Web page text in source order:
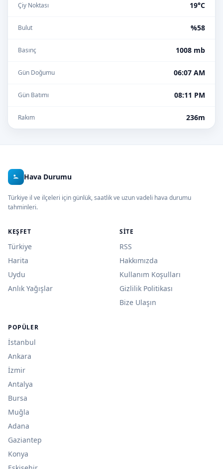
Çiy Noktası 19°C
Bulut %58
Basınç 1008 mb
Gün Doğumu 06:07 AM
Gün Batımı 08:11 PM
Rakım 236m
Hava Durumu
Türkiye il ve ilçeleri için günlük, saatlik ve uzun vadeli hava durumu
tahminleri.
KEŞFET
Türkiye
Harita
Uydu
Anlık Yağışlar
SITE
RSS
Hakkımızda
Kullanım Koşulları
Gizlilik Politikası
Bize Ulaşın
POPÜLER
İstanbul
Ankara
İzmir
Antalya
Bursa
Muğla
Adana
Gaziantep
Konya